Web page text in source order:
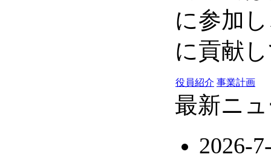
に参加
に貢献
役員紹介 事業計画
最新ニ
2026-